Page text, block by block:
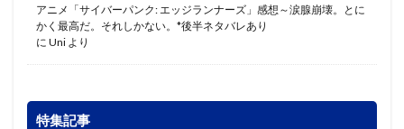
アニメ「サイバーパンク: エッジランナーズ」感想～涙腺崩壊。とに
かく最高だ。それしかない。*後半ネタバレあり
に Uni より
特集記事